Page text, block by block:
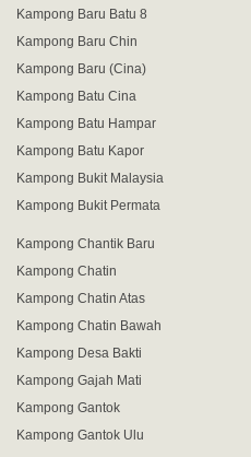
Kampong Baru Batu 8
Kampong Baru Chin
Kampong Baru (Cina)
Kampong Batu Cina
Kampong Batu Hampar
Kampong Batu Kapor
Kampong Bukit Malaysia
Kampong Bukit Permata
Kampong Chantik Baru
Kampong Chatin
Kampong Chatin Atas
Kampong Chatin Bawah
Kampong Desa Bakti
Kampong Gajah Mati
Kampong Gantok
Kampong Gantok Ulu